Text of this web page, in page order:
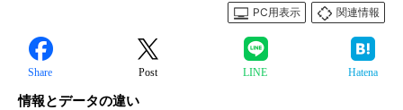
PC用表示
関連情報
Share Post LINE Hatena
情報とデータの違い